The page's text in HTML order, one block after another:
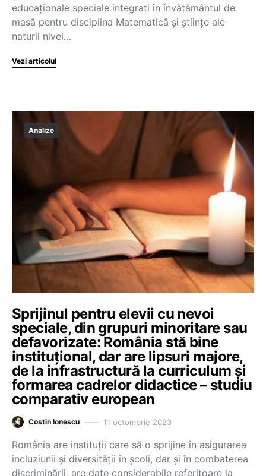
educaționale speciale integrați în învățământul de
masă pentru disciplina Matematică și științe ale
naturii nivel…
Vezi articolul
Analize
Sprijinul pentru elevii cu nevoi
speciale, din grupuri minoritare sau
defavorizate: România stă bine
instituțional, dar are lipsuri majore,
de la infrastructură la curriculum și
formarea cadrelor didactice – studiu
comparativ european
Costin Ionescu 11 octombrie 2023
România are instituții care să o sprijine în asigurarea
incluziunii și diversității în școli, dar și în combaterea
discriminării, are date considerabile referitoare la